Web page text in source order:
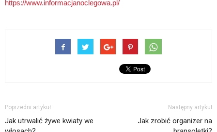
https://www.informacjanoclegowa.pl/
Poprzedni artykuł
Jak utrwalić żywe kwiaty we
Następny artykuł
Jak zrobić organizer na